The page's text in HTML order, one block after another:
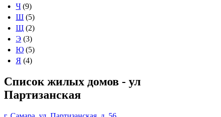
Ч (9)
Ш (5)
Щ (2)
Э (3)
Ю (5)
Я (4)
Список жилых домов - ул
Партизанская